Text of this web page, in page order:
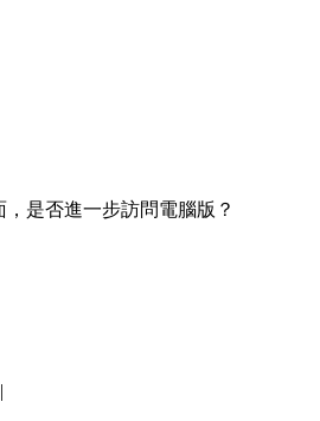
是否進一步訪問電腦版？
|